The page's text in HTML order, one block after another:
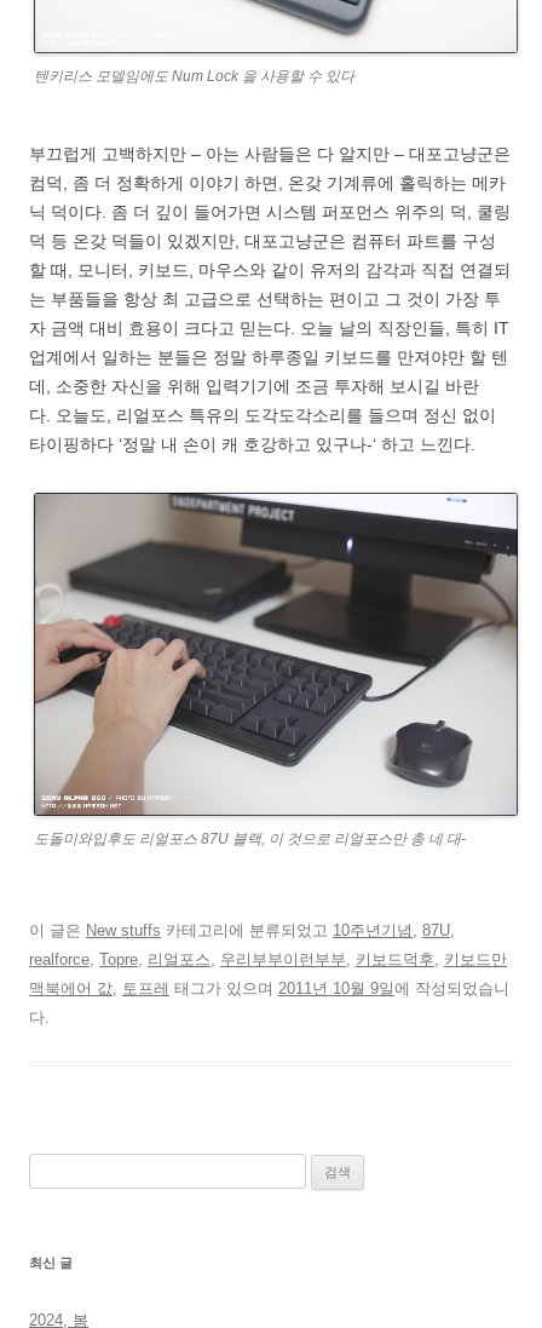
텐키리스 모델임에도 Num Lock 을 사용할 수 있다
부끄럽게 고백하지만 – 아는 사람들은 다 알지만 – 대포고냥군은
컴덕, 좀 더 정확하게 이야기 하면, 온갖 기계류에 홀릭하는 메카
닉 덕이다. 좀 더 깊이 들어가면 시스템 퍼포먼스 위주의 덕, 쿨링
덕 등 온갖 덕들이 있겠지만, 대포고냥군은 컴퓨터 파트를 구성
할 때, 모니터, 키보드, 마우스와 같이 유저의 감각과 직접 연결되
는 부품들을 항상 최 고급으로 선택하는 편이고 그 것이 가장 투
자 금액 대비 효용이 크다고 믿는다. 오늘 날의 직장인들, 특히 IT
업계에서 일하는 분들은 정말 하루종일 키보드를 만져야만 할 텐
데, 소중한 자신을 위해 입력기기에 조금 투자해 보시길 바란
다. 오늘도, 리얼포스 특유의 도각도각소리를 들으며 정신 없이
타이핑하다 ‘정말 내 손이 캐 호강하고 있구나-‘ 하고 느낀다.
도돌미와입후도 리얼포스 87U 블랙, 이 것으로 리얼포스만 총 네 대-
이 글은 New stuffs 카테고리에 분류되었고 10주년기념 , 87U,
realforce, Topre, 리얼포스, 우리부부이런부부, 키보드덕후, 키보드만
맥북에어 값, 토프레 태그가 있으며 2011년 10월 9일에 작성되었습니
다.
최신 글
2024, 봄